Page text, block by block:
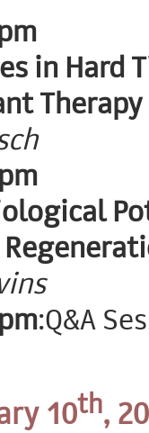
in Hard
Therapy
:Q&A
10th,